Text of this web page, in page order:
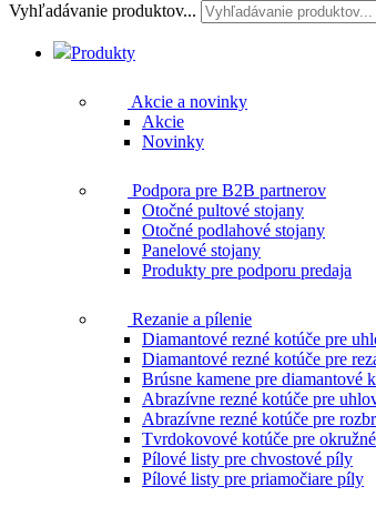
Vyhľadávanie produktov...
Produkty
Akcie a novinky
Akcie
Novinky
Podpora pre B2B partnerov
Otočné pultové stojany
Otočné podlahové stojany
Panelové stojany
Produkty pre podporu predaja
Rezanie a pílenie
Diamantové rezné kotúče pre
Diamantové rezné kotúče pre
Brúsne kamene pre diamantové
Abrazívne rezné kotúče pre
Abrazívne rezné kotúče pre
Tvrdokovové kotúče pre
Pílové listy pre chvostové píly
Pílové listy pre priamočiare píly